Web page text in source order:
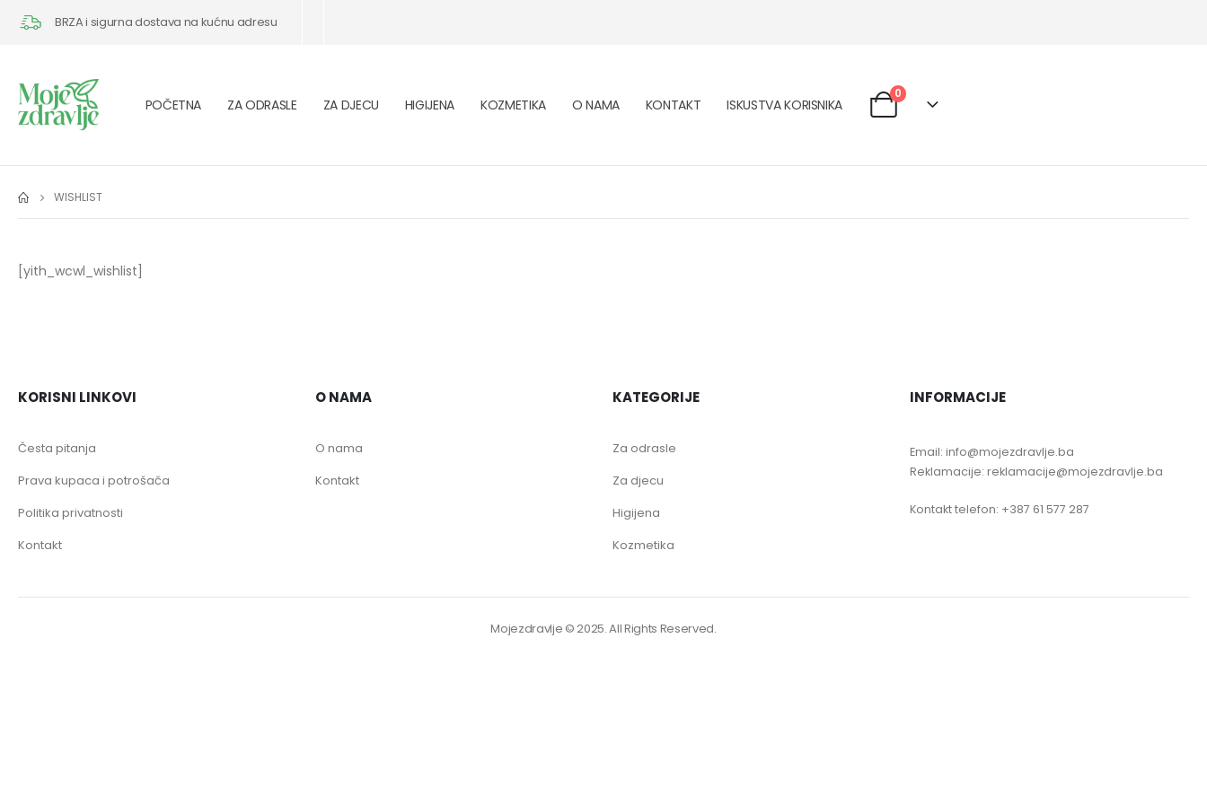
BRZA i sigurna dostava na kućnu adresu
POČETNA ZA ODRASLE ZA DJECU HIGIJENA KOZMETIKA O NAMA KONTAKT ISKUSTVA KORISNIKA
0
WISHLIST
[yith_wcwl_wishlist]
KORISNI LINKOVI
Česta pitanja
Prava kupaca i potrošača
Politika privatnosti
Kontakt
O NAMA
O nama
Kontakt
KATEGORIJE
Za odrasle
Za djecu
Higijena
Kozmetika
INFORMACIJE
Email: info@mojezdravlje.ba
Reklamacije: reklamacije@mojezdravlje.ba
Kontakt telefon: +387 61 577 287
Mojezdravlje © 2025. All Rights Reserved.